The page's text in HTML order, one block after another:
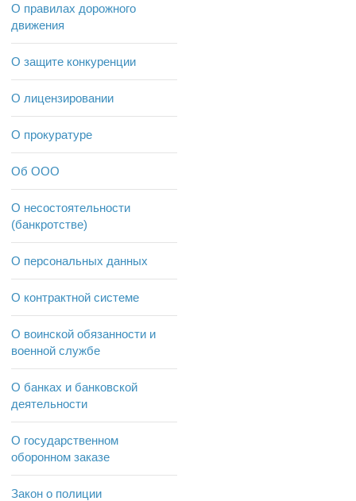
О правилах дорожного
движения
О защите конкуренции
О лицензировании
О прокуратуре
Об ООО
О несостоятельности
(банкротстве)
О персональных данных
О контрактной системе
О воинской обязанности и
военной службе
О банках и банковской
деятельности
О государственном
оборонном заказе
Закон о полиции